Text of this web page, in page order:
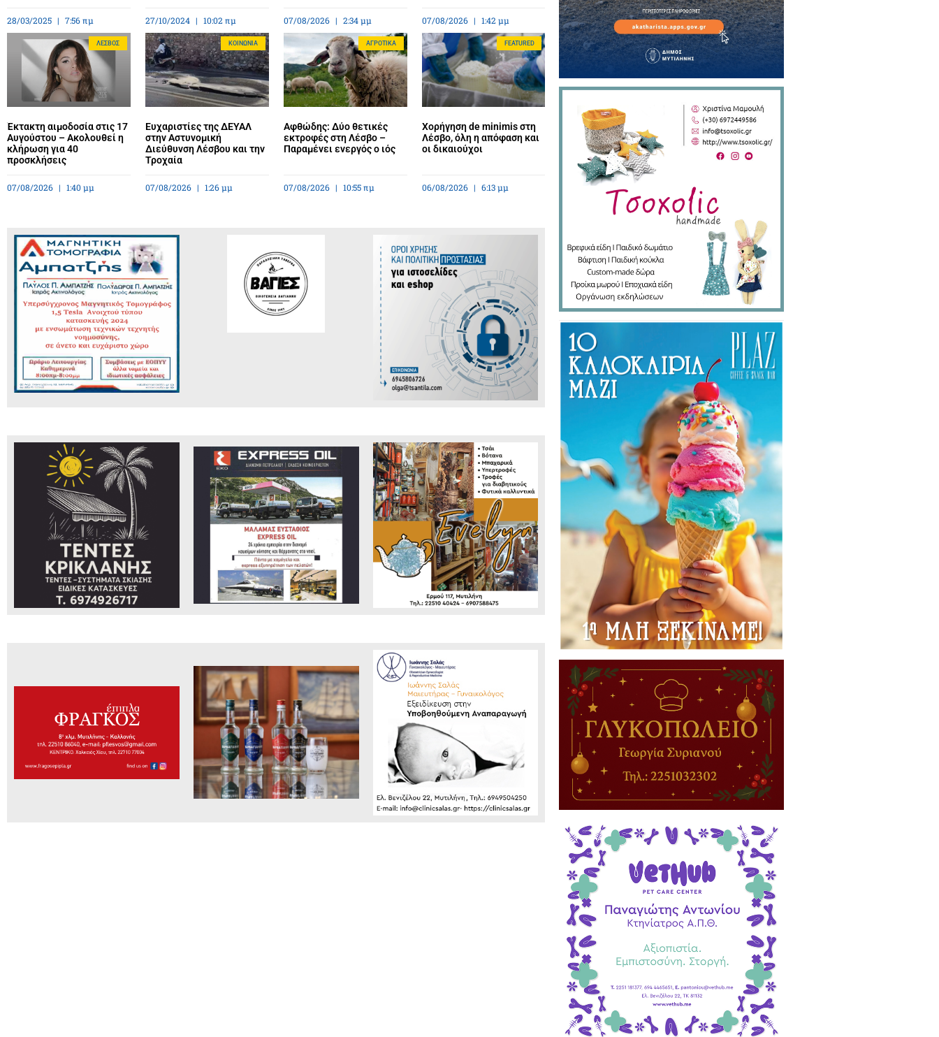
28/03/2025 7:56 πμ 27/10/2024 10:02 πμ 07/08/2026 2:34 μμ 07/08/2026 1:42 μμ
ΛΈΣΒΟΣ
Έκτακτη αιμοδοσία στις 17
Αυγούστου – Ακολουθεί η
κλήρωση για 40
προσκλήσεις
07/08/2026 1:40 μμ
ΚΟΙΝΩΝΊΑ
Ευχαριστίες της ΔΕΥΑΛ
στην Αστυνομική
Διεύθυνση Λέσβου και την
Τροχαία
07/08/2026 1:26 μμ
ΑΓΡΟΤΙΚΆ
Αφθώδης: Δύο θετικές
εκτροφές στη Λέσβο –
Παραμένει ενεργός ο ιός
07/08/2026 10:55 πμ
FEATURED
Χορήγηση de minimis στη
Λέσβο, όλη η απόφαση και
οι δικαιούχοι
06/08/2026 6:13 μμ